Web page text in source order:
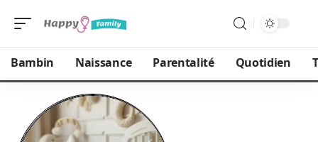
Bambin Naissance Parentalité Quotidien